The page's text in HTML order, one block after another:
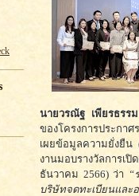
นายวรณัฐ เพียรธรรม
ของโครงการประกา
เผยข้อมูลความยั่งยืน
งานมอบรางวัลการเ
ธันวาคม 2566) ว่า “
บริษัทจดทะเบียนแล